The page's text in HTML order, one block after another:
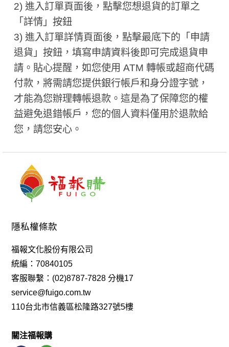
2) 進入訂單頁面後，點擊您想退貨的訂單之
「詳情」按鈕
3) 進入訂單詳情頁面後，點擊最底下的「申請
退貨」按鈕，填寫申請資料後即可完成退貨申
請。貼心提醒，如您使用 ATM 轉帳或超商代碼
付款，將需請您提供銀行帳戶和身分證字號，
才能為您辦理轉帳退款。這是為了保障您的權
益避免退錯帳戶，您的個人資料僅用於退款給
您，請您安心。
隱私權條款
福報文化股份有限公司
統編：70840105
客服聯繫：(02)8787-7828 分機17
service@fuigo.com.tw
110台北市信義區松隆路327號5樓
關注福報購